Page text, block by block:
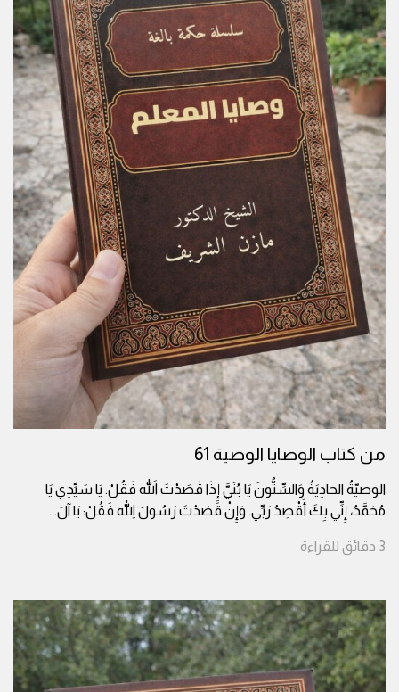
من كتاب الوصايا الوصية 61
الوصيّةُ الحادِيَةُ وَالسِّتُّونَ يَا بُنَيَّ إِذَا قَصَدْتَ اللهَ فَقُلْ: يَا سَيِّدِي يَا
مُحَمَّدُ، إِنِّي بِكَ أَقْصِدُ رَبِّي. وَإِنْ قَصَدْتَ رَسُولَ اللهِ فَقُلْ: يَا آلَ...
3 دقائق للقراءة